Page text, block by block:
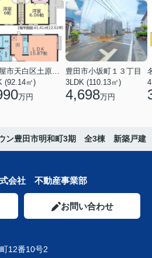
名古屋市天白区土原３丁目
(92.14㎡)
万円
豊田市小坂町１３丁目
3LDK (110.13㎡)
4,698万円
ン豊田市明和町3期 全3棟 新築戸建
会社 不動産事業部
お問い合わせ
12番10号2